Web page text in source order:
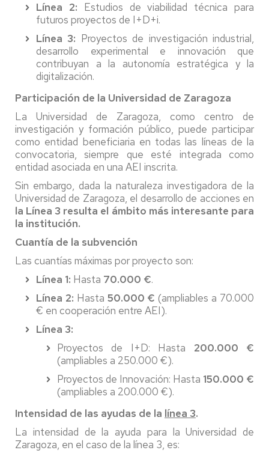
Línea 2: Estudios de viabilidad técnica para
futuros proyectos de I+D+i.
Línea 3: Proyectos de investigación industrial,
desarrollo experimental e innovación que
contribuyan a la autonomía estratégica y la
digitalización.
Participación de la Universidad de Zaragoza
La Universidad de Zaragoza, como centro de
investigación y formación público, puede participar
como entidad beneficiaria en todas las líneas de la
convocatoria, siempre que esté integrada como
entidad asociada en una AEI inscrita.
Sin embargo, dada la naturaleza investigadora de la
Universidad de Zaragoza, el desarrollo de acciones en
la Línea 3 resulta el ámbito más interesante para
la institución.
Cuantía de la subvención
Las cuantías máximas por proyecto son:
Línea 1: Hasta 70.000 €.
Línea 2: Hasta 50.000 € (ampliables a 70.000
€ en cooperación entre AEI).
Línea 3:
Proyectos de I+D: Hasta 200.000 €
(ampliables a 250.000 €).
Proyectos de Innovación: Hasta 150.000 €
(ampliables a 200.000 €).
Intensidad de las ayudas de la línea 3.
La intensidad de la ayuda para la Universidad de
Zaragoza, en el caso de la línea 3, es: